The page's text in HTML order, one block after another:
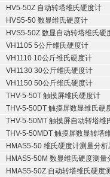
HV5-50Z 自动转塔维氏硬度计
HVS5-50 数显维氏硬度计
HVS5-50Z 数显自动转塔维氏硬
VH1105 5公斤维氏硬度计
VH1110 10公斤维氏硬度计
VH1130 30公斤维氏硬度计
VH1150 50公斤维氏硬度计
THV-5-50T 触摸屏维氏硬度计
THV-5-50DT 触摸屏数显维氏硬
THV-5-50MT 触摸屏自动转塔维
THV-5-50MDT 触摸屏数显转塔
HMAS5-50 维氏硬度计测量分析
HMAS5-50M 数显维氏硬度测量
HMAS5-50Z 自动转塔维氏硬度